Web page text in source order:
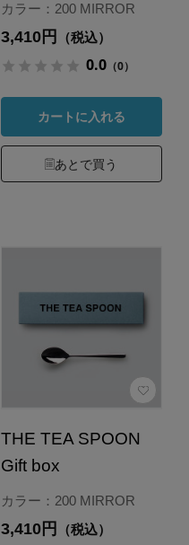
カラー：200 MIRROR
3,410円 （税込）
0.0（0）
カートに入れる
あとで買う
THE TEA SPOON
Gift box
カラー：200 MIRROR
3,410円 （税込）